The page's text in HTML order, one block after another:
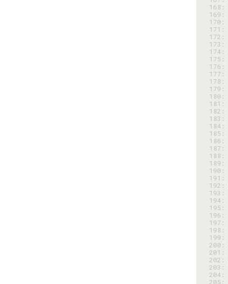
168:
169:
170:
171:
172:
173:
174:
175:
176:
177:
178:
179:
180:
181:
182:
183:
184:
185:
186:
187:
188:
189:
190:
191:
192:
193:
194:
195:
196:
197:
198:
199:
200:
201:
202:
203:
204:
205: